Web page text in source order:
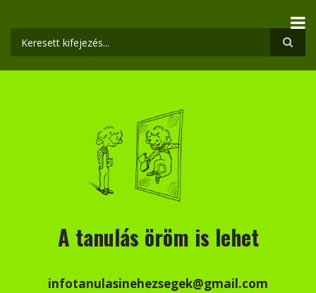
tartalomra
Keresés
A tanulás öröm is lehet
infotanulasinehezsegek@gmail.com